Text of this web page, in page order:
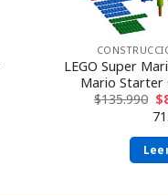
LEGO Super
Mario Starter
$135.990 $